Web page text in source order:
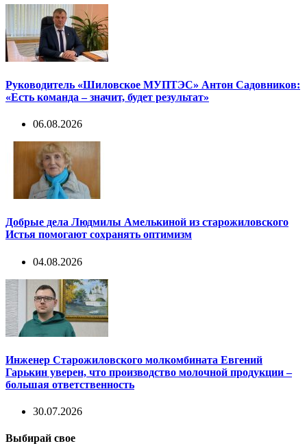
Руководитель «Шиловское МУПТЭС» Антон Садовников:
«Есть команда – значит, будет результат»
06.08.2026
Добрые дела Людмилы Амелькиной из старожиловского
Истья помогают сохранять оптимизм
04.08.2026
Инженер Старожиловского молкомбината Евгений
Гарькин уверен, что производство молочной продукции –
большая ответственность
30.07.2026
Выбирай свое